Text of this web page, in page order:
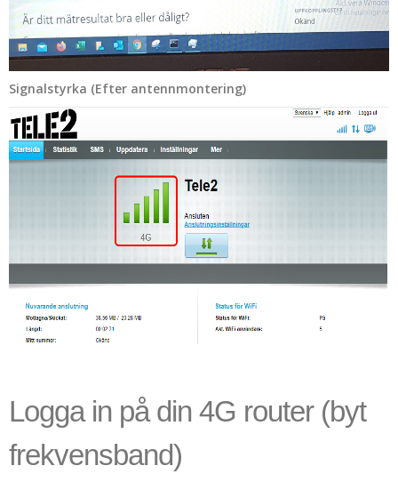
Signalstyrka (Efter antennmontering)
Logga in på din 4G router (byt
frekvensband)